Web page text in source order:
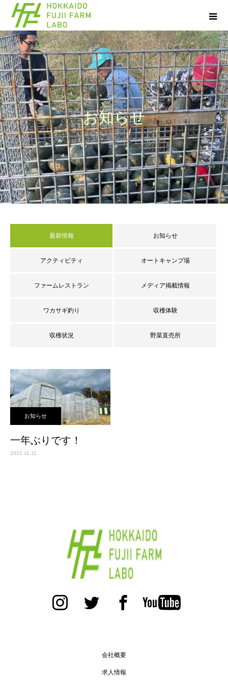
お知らせ
最新情報 お知らせ
アクティビティ オートキャンプ場
ファームレストラン メディア掲載情報
ワカサギ釣り 収穫体験
収穫状況 野菜直売所
お知らせ
一年ぶりです！
2022.11.11
会社概要
求人情報